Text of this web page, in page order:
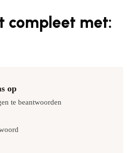
compleet met:
op
te beantwoorden